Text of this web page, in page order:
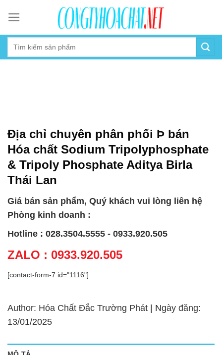
content
Địa chỉ chuyên phân phối Þ bán
Hóa chất Sodium Tripolyphosphate
& Tripoly Phosphate Aditya Birla
Thái Lan
Giá bán sản phẩm, Quý khách vui lòng liên hệ
Phòng kinh doanh :
Hotline : 028.3504.5555 - 0933.920.505
ZALO : 0933.920.505
[contact-form-7 id="1116"]
Author: Hóa Chất Đắc Trường Phát | Ngày đăng:
13/01/2025